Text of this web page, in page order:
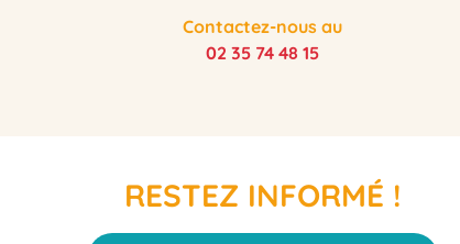
Contactez-nous au
02 35 74 48 15
RESTEZ INFORMÉ !